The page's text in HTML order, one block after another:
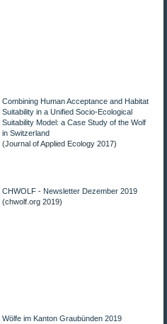
Combining Human Acceptance and Habitat
Suitability in a Unified Socio-Ecological
Suitability Model: a Case Study of the Wolf
in Switzerland
(Journal of Applied Ecology 2017)
CHWOLF - Newsletter Dezember 2019
(chwolf.org 2019)
Wölfe im Kanton Graubünden 2019